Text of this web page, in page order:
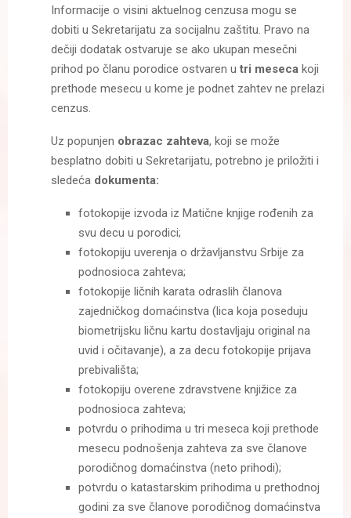
Informacije o visini aktuelnog cenzusa mogu se
dobiti u Sekretarijatu za socijalnu zaštitu. Pravo na
dečiji dodatak ostvaruje se ako ukupan mesečni
prihod po članu porodice ostvaren u tri meseca koji
prethode mesecu u kome je podnet zahtev ne prelazi
cenzus.
Uz popunjen obrazac zahteva, koji se može
besplatno dobiti u Sekretarijatu, potrebno je priložiti i
sledeća dokumenta:
fotokopije izvoda iz Matične knjige rođenih za
svu decu u porodici;
fotokopiju uverenja o državljanstvu Srbije za
podnosioca zahteva;
fotokopije ličnih karata odraslih članova
zajedničkog domaćinstva (lica koja poseduju
biometrijsku ličnu kartu dostavljaju original na
uvid i očitavanje), a za decu fotokopije prijava
prebivališta;
fotokopiju overene zdravstvene knjižice za
podnosioca zahteva;
potvrdu o prihodima u tri meseca koji prethode
mesecu podnošenja zahteva za sve članove
porodičnog domaćinstva (neto prihodi);
potvrdu o katastarskim prihodima u prethodnoj
godini za sve članove porodičnog domaćinstva